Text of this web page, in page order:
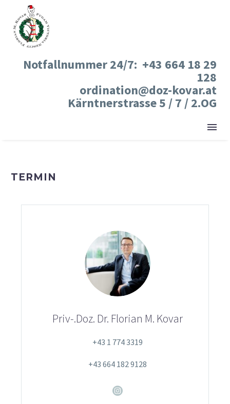
Notfallnummer 24/7: +43 664 18 29
128
ordination@doz-kovar.at
Kärntnerstrasse 5 / 7 / 2.OG
TERMIN
Priv-.Doz. Dr. Florian M. Kovar
+43 1 774 3319
+43 664 182 9128